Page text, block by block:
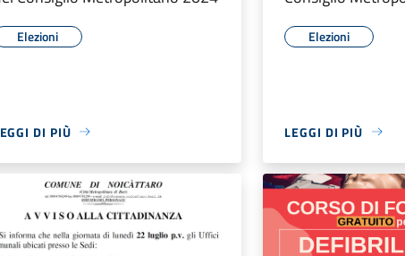
Elezioni
DI PIÙ
Elezioni
LEGGI DI PIÙ